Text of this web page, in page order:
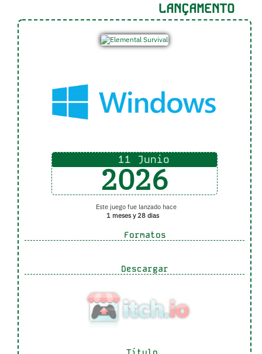
LANÇAMENTO
11 Junio
2026
Este juego fue lanzado hace
1 meses y 28 dias
Formatos
Descargar